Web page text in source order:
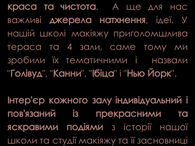
краса та чистота. А ще для нас
важливі джерела натхнення, ідеї. У
нашій школі макіяжу приголомшлива
тераса та 4 зали, саме тому ми
зробили їх тематичними і назвали
"Голівуд", "Канни", "Ібіца" і "Нью Йорк".
Інтер'єр кожного залу індивідуальний і
пов'язаний із прекрасними та
яскравими подіями з історії нашої
школи та студії макіяжу та її засновниці